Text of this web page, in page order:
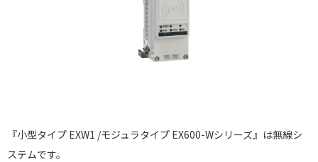
『小型タイプ EXW1 /モジュラタイプ EX600-Wシリーズ』は無線シ
ステムです。